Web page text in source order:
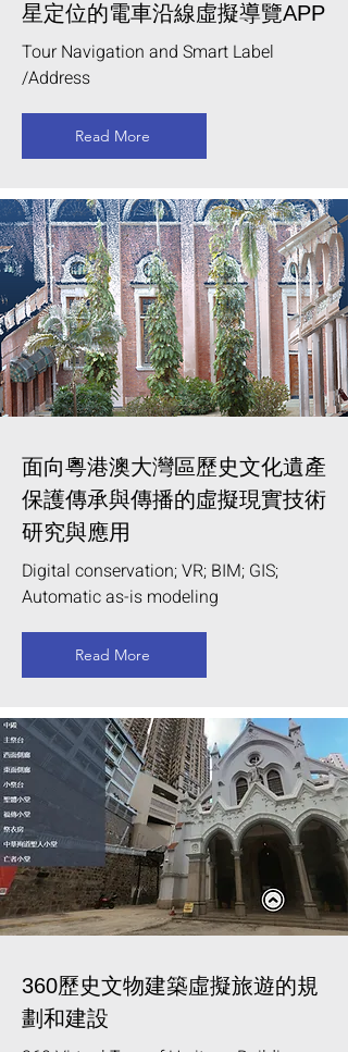
星定位的電車沿線虛擬導覽APP
Tour Navigation and Smart Label
/Address
Read More
面向粵港澳大灣區歷史文化遺產
保護傳承與傳播的虛擬現實技術
研究與應用
Digital conservation; VR; BIM; GIS;
Automatic as-is modeling
Read More
360歷史文物建築虛擬旅遊的規
劃和建設